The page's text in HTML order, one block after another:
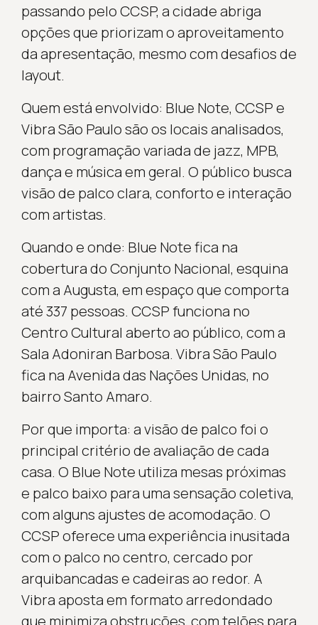
passando pelo CCSP, a cidade abriga
opções que priorizam o aproveitamento
da apresentação, mesmo com desafios de
layout.
Quem está envolvido: Blue Note, CCSP e
Vibra São Paulo são os locais analisados,
com programação variada de jazz, MPB,
dança e música em geral. O público busca
visão de palco clara, conforto e interação
com artistas.
Quando e onde: Blue Note fica na
cobertura do Conjunto Nacional, esquina
com a Augusta, em espaço que comporta
até 337 pessoas. CCSP funciona no
Centro Cultural aberto ao público, com a
Sala Adoniran Barbosa. Vibra São Paulo
fica na Avenida das Nações Unidas, no
bairro Santo Amaro.
Por que importa: a visão de palco foi o
principal critério de avaliação de cada
casa. O Blue Note utiliza mesas próximas
e palco baixo para uma sensação coletiva,
com alguns ajustes de acomodação. O
CCSP oferece uma experiência inusitada
com o palco no centro, cercado por
arquibancadas e cadeiras ao redor. A
Vibra aposta em formato arredondado
que minimiza obstruções, com telões para